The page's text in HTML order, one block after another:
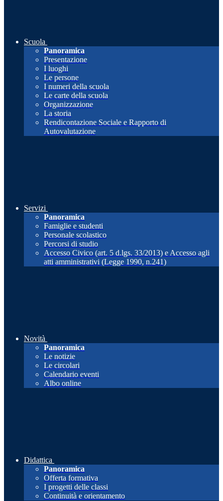
Scuola
Panoramica
Presentazione
I luoghi
Le persone
I numeri della scuola
Le carte della scuola
Organizzazione
La storia
Rendicontazione Sociale e Rapporto di
Autovalutazione
Servizi
Panoramica
Famiglie e studenti
Personale scolastico
Percorsi di studio
Accesso Civico (art. 5 d.lgs. 33/2013) e Accesso agli
atti amministrativi (Legge 1990, n.241)
Novità
Panoramica
Le notizie
Le circolari
Calendario eventi
Albo online
Didattica
Panoramica
Offerta formativa
I progetti delle classi
Continuità e orientamento